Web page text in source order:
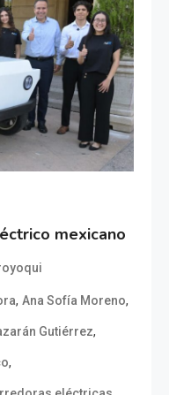
mexicano
, Ana Sofía Moreno,
Gutiérrez,
,